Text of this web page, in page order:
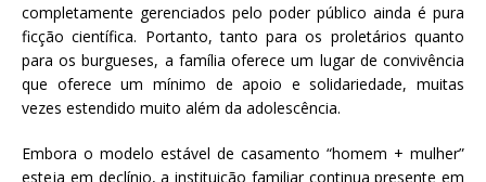
completamente gerenciados pelo poder público ainda é pura
ficção científica. Portanto, tanto para os proletários quanto
para os burgueses, a família oferece um lugar de convivência
que oferece um mínimo de apoio e solidariedade, muitas
vezes estendido muito além da adolescência.
Embora o modelo estável de casamento “homem + mulher”
esteja em declínio, a instituição familiar continua presente em